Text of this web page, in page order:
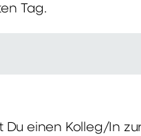
Tag.
einen Kolleg/In